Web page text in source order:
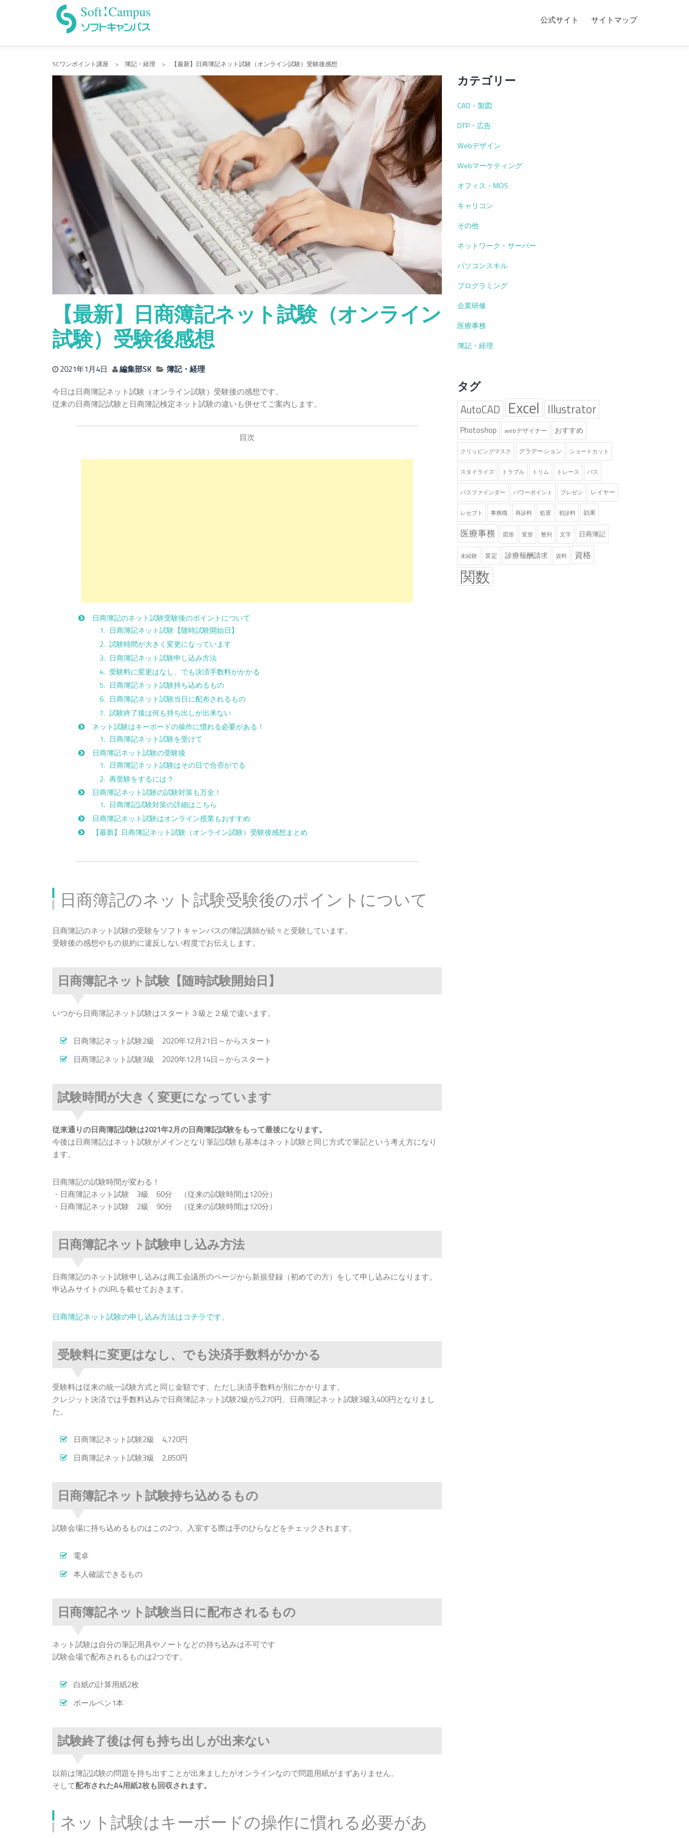
公式サイト サイトマップ
SCワンポイント講座 > 簿記・経理 > 【最新】日商簿記ネット試験（オンライン試験）受験後感想
【最新】日商簿記ネット試験（オンライン
試験）受験後感想
2021年1月4日 編集部SK
簿記・経理
今日は日商簿記ネット試験（オンライン試験）受験後の感想です。
従来の日商簿記試験と日商簿記検定ネット試験の違いも併せてご案内します。
目次
日商簿記のネット試験受験後のポイントについて
日商簿記ネット試験【随時試験開始日】
試験時間が大きく変更になっています
日商簿記ネット試験申し込み方法
受験料に変更はなし、でも決済手数料がかかる
日商簿記ネット試験持ち込めるもの
日商簿記ネット試験当日に配布されるもの
試験終了後は何も持ち出しが出来ない
ネット試験はキーボードの操作に慣れる必要がある！
日商簿記ネット試験を受けて
日商簿記ネット試験の受験後
日商簿記ネット試験はその日で合否がでる
再受験をするには？
日商簿記ネット試験の試験対策も万全！
日商簿記試験対策の詳細はこちら
日商簿記ネット試験はオンライン授業もおすすめ
【最新】日商簿記ネット試験（オンライン試験）受験後感想まとめ
日商簿記のネット試験受験後のポイントについて
日商簿記のネット試験の受験をソフトキャンパスの簿記講師が続々と受験しています。
受験後の感想やもの規約に違反しない程度でお伝えします。
日商簿記ネット試験【随時試験開始日】
いつから日商簿記ネット試験はスタート３級と２級で違います。
日商簿記ネット試験2級 2020年12月21日～からスタート
日商簿記ネット試験3級 2020年12月14日～からスタート
試験時間が大きく変更になっています
従来通りの日商簿記試験は2021年2月の日商簿記試験をもって最後になります。
今後は日商簿記はネット試験がメインとなり筆記試験も基本はネット試験と同じ方式で筆記という考え方になり
ます。
日商簿記の試験時間が変わる！
・日商簿記ネット試験 3級 60分 （従来の試験時間は120分）
・日商簿記ネット試験 2級 90分 （従来の試験時間は120分）
日商簿記ネット試験申し込み方法
日商簿記のネット試験申し込みは商工会議所のページから新規登録（初めての方）をして申し込みになります。
申込みサイトのURLを載せておきます。
日商簿記ネット試験の申し込み方法はコチラです。
受験料に変更はなし、でも決済手数料がかかる
受験料は従来の統一試験方式と同じ金額です。ただし決済手数料が別にかかります。
クレジット決済では手数料込みで日商簿記ネット試験2級が5,270円、日商簿記ネット試験3級3,400円となりまし
た。
日商簿記ネット試験2級 4,720円
日商簿記ネット試験3級 2,850円
日商簿記ネット試験持ち込めるもの
試験会場に持ち込めるものはこの2つ。入室する際は手のひらなどをチェックされます。
電卓
本人確認できるもの
日商簿記ネット試験当日に配布されるもの
ネット試験は自分の筆記用具やノートなどの持ち込みは不可です
試験会場で配布されるものは2つです。
白紙の計算用紙2枚
ボールペン1本
試験終了後は何も持ち出しが出来ない
以前は簿記試験の問題を持ち出すことが出来ましたがオンラインなので問題用紙がまずありません。
そして配布されたA4用紙2枚も回収されます。
ネット試験はキーボードの操作に慣れる必要があ
カテゴリー
CAD・製図
DTP・広告
Webデザイン
Webマーケティング
オフィス・MOS
キャリコン
その他
ネットワーク・サーバー
パソコンスキル
プログラミング
企業研修
医療事務
簿記・経理
タグ
AutoCAD Excel Illustrator
Photoshop webデザイナー おすすめ
クリッピングマスク グラデーション ショートカット
スタイライズ トラブル トリム トレース パス
パスファインダー パワーポイント プレゼン レイヤー
レセプト 事務職 再診料 処置 初診料 効果
医療事務 図形 変形 整列 文字 日商簿記
未経験 算定 診療報酬請求 資料 資格
関数